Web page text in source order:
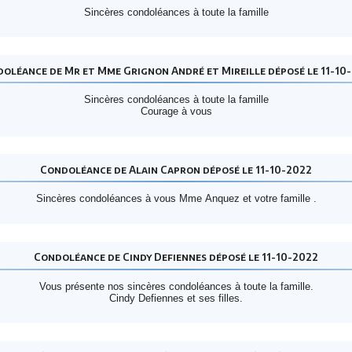
Sincères condoléances à toute la famille
de Mr et Mme Grignon André et Mireille déposé le 11-
Sincères condoléances à toute la famille
Courage à vous
Condoléance de Alain Capron déposé le 11-10-2022
Sincères condoléances à vous Mme Anquez et votre famille .
Condoléance de Cindy Defiennes déposé le 11-10-2022
Vous présente nos sincères condoléances à toute la famille.
Cindy Defiennes et ses filles.